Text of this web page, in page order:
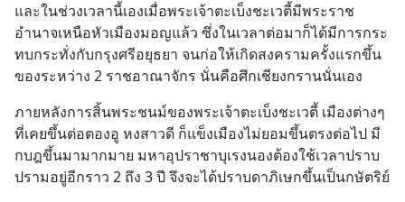
และในช่วงเวลานี้เองเมื่อพระเจ้าตะเบ็งชะเวตี้มีพระราช
อำนาจเหนือหัวเมืองมอญแล้ว ซึ่งในเวลาต่อมาก็ได้มีการกระ
ทบกระทั่งกับกรุงศรีอยุธยา จนก่อให้เกิดสงครามครั้งแรกขึ้น
ของระหว่าง 2 ราชอาณาจักร นั่นคือศึกเชียงกรานนั่นเอง
ภายหลังการสิ้นพระชนม์ของพระเจ้าตะเบ็งชะเวตี้ เมืองต่างๆ
ที่เคยขึ้นต่อตองอู หงสาวดี ก็แข็งเมืองไม่ยอมขึ้นตรงต่อไป มี
กบฎขึ้นมามากมาย มหาอุปราชาบุเรงนองต้องใช้เวลาปราบ
ปรามอยู่อีกราว 2 ถึง 3 ปี จึงจะได้ปราบดาภิเษกขึ้นเป็นกษัตริย์